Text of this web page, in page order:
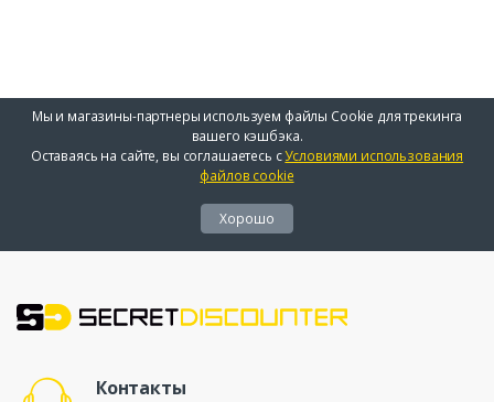
Мы и магазины-партнеры используем файлы Cookie для трекинга
вашего кэшбэка.
Оставаясь на сайте, вы соглашаетесь сУсловиями использования
файлов cookie
Хорошо
Контакты